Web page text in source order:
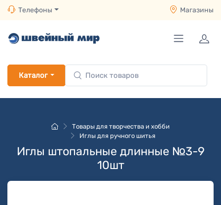
Телефоны Магазины
Каталог
Товары для творчества и хобби
Иглы для ручного шитья
Иглы штопальные длинные №3-9
10шт